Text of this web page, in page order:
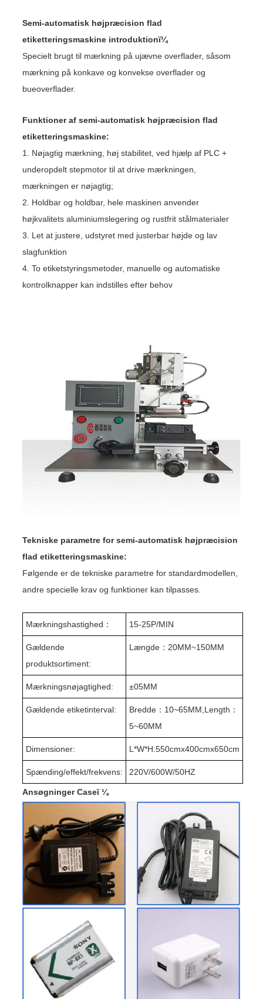
Semi-automatisk højpræcision flad
etiketteringsmaskine introduktionï¼
Specielt brugt til mærkning på ujævne overflader, såsom
mærkning på konkave og konvekse overflader og
bueoverflader.
Funktioner af semi-automatisk højpræcision flad
etiketteringsmaskine:
1. Nøjagtig mærkning, høj stabilitet, ved hjælp af PLC +
underopdelt stepmotor til at drive mærkningen,
mærkningen er nøjagtig;
2. Holdbar og holdbar, hele maskinen anvender
højkvalitets aluminiumslegering og rustfrit stålmaterialer
3. Let at justere, udstyret med justerbar højde og lav
slagfunktion
4. To etiketstyringsmetoder, manuelle og automatiske
kontrolknapper kan indstilles efter behov
Tekniske parametre for semi-automatisk højpræcision
flad etiketteringsmaskine:
Følgende er de tekniske parametre for standardmodellen,
andre specielle krav og funktioner kan tilpasses.
Mærkningshastighed ： 15-25P/MIN
Gældende
produktsortiment:
Længde： 20MM~150MM
Mærkningsnøjagtighed: ±05MM
Gældende etiketinterval: Bredde： 10~65MM, L ength ：
5~60MM
Dimensioner: L *W*H:550cmx400cmx650cm
Spænding/effekt/frekvens: 220V/600W/50HZ
Ansøgninger Caseï ¼